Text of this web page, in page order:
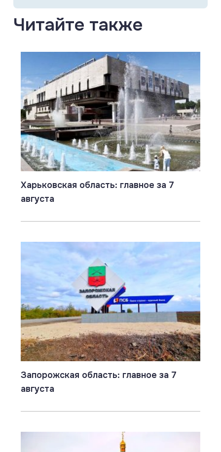
Читайте также
Харьковская область: главное за 7
августа
Запорожская область: главное за 7
августа